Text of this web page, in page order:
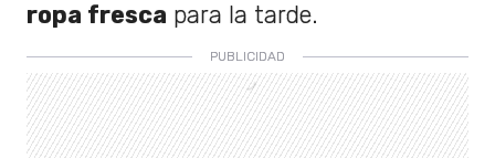
ropa fresca para la tarde.